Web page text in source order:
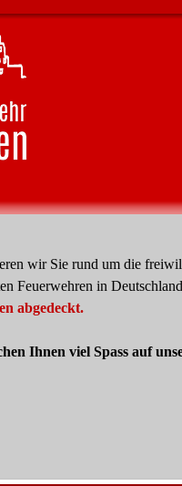
wir Sie rund um die
Feuerwehren in
abgedeckt.
Ihnen viel Spass auf